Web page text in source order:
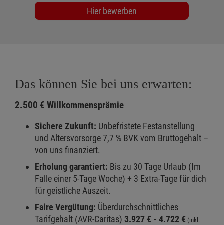
Hier bewerben
Das können Sie bei uns erwarten:
2.500 € Willkommensprämie
Sichere Zukunft: Unbefristete Festanstellung
und Altersvorsorge 7,7 % BVK vom Bruttogehalt –
von uns finanziert.
Erholung garantiert: Bis zu 30 Tage Urlaub (Im
Falle einer 5-Tage Woche) + 3 Extra-Tage für dich
für geistliche Auszeit.
Faire Vergütung: Überdurchschnittliches
Tarifgehalt (AVR-Caritas) 3.927 € - 4.722 € (inkl.